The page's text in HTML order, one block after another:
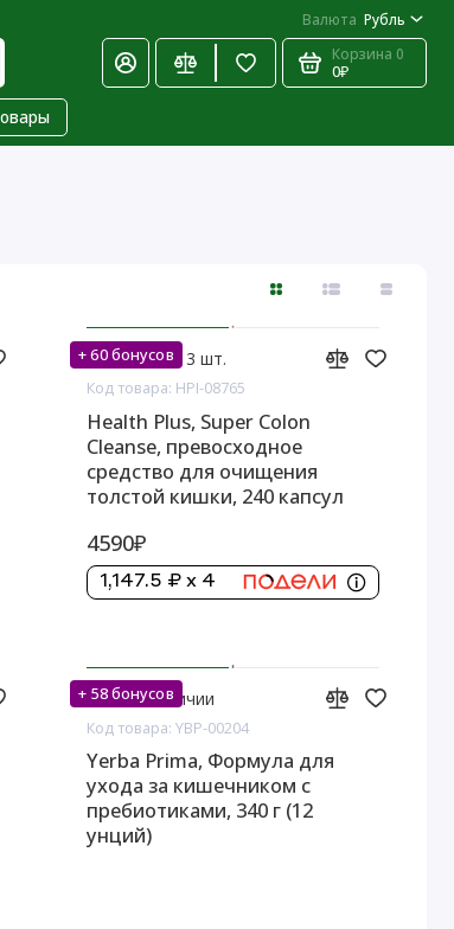
Валюта Рубль
Корзина 0
0₽
+ 60 бонусов
На складе: 3 шт.
Код товара: HPI-08765
Health Plus, Super Colon
Cleanse, превосходное
средство для очищения
толстой кишки, 240 капсул
4590₽
1,147.5 ₽ x 4
+ 58 бонусов
Нет в наличии
Код товара: YBP-00204
Yerba Prima, Формула для
ухода за кишечником с
пребиотиками, 340 г (12
унций)